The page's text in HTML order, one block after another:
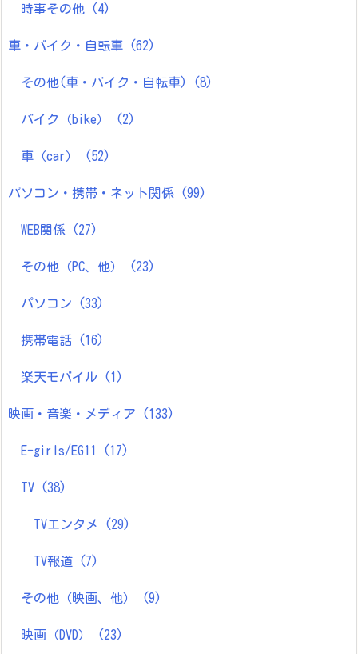
時事その他 (4)
車・バイク・自転車 (62)
その他(車・バイク・自転車) (8)
バイク（bike） (2)
車（car） (52)
パソコン・携帯・ネット関係 (99)
WEB関係 (27)
その他（PC、他） (23)
パソコン (33)
携帯電話 (16)
楽天モバイル (1)
映画・音楽・メディア (133)
E-girls/EG11 (17)
TV (38)
TVエンタメ (29)
TV報道 (7)
その他（映画、他） (9)
映画（DVD） (23)